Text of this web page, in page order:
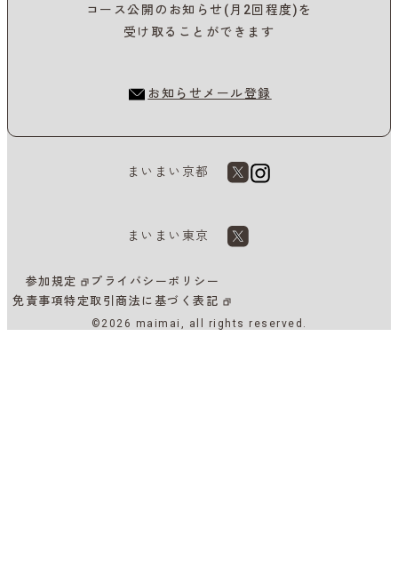
コース公開のお知らせ(月2回程度)を
受け取ることができます
お知らせメール登録
まいまい京都
まいまい東京
参加規定
プライバシーポリシー
免責事項特定取引商法に基づく表記
©2026 maimai, all rights reserved.